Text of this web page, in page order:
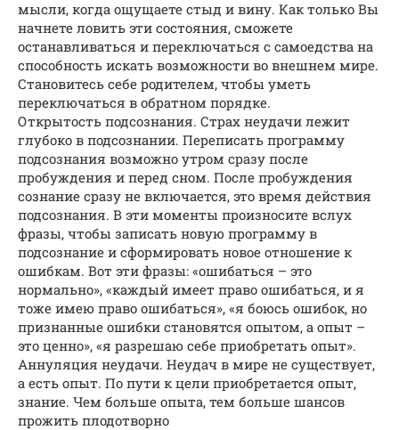
мысли, когда ощущаете стыд и вину. Как только Вы
начнете ловить эти состояния, сможете
останавливаться и переключаться с самоедства на
способность искать возможности во внешнем мире.
Становитесь себе родителем, чтобы уметь
переключаться в обратном порядке.
Открытость подсознания. Страх неудачи лежит
глубоко в подсознании. Переписать программу
подсознания возможно утром сразу после
пробуждения и перед сном. После пробуждения
сознание сразу не включается, это время действия
подсознания. В эти моменты произносите вслух
фразы, чтобы записать новую программу в
подсознание и сформировать новое отношение к
ошибкам. Вот эти фразы: «ошибаться – это
нормально», «каждый имеет право ошибаться, и я
тоже имею право ошибаться», «я боюсь ошибок, но
признанные ошибки становятся опытом, а опыт –
это ценно», «я разрешаю себе приобретать опыт».
Аннуляция неудачи. Неудач в мире не существует,
а есть опыт. По пути к цели приобретается опыт,
знание. Чем больше опыта, тем больше шансов
прожить плодотворно